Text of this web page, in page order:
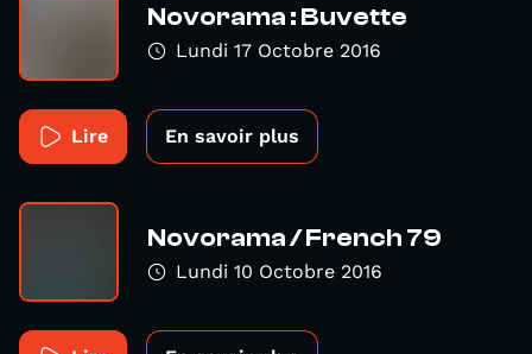
Novorama : Buvette
Lundi 17 Octobre 2016
Lire En savoir plus
Novorama / French 79
Lundi 10 Octobre 2016